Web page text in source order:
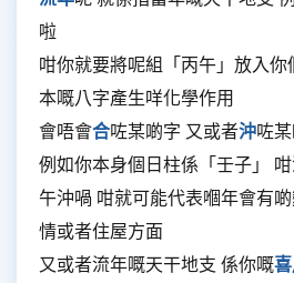
啦
咁你就要將呢組「丙午」放入
本嘅八字產生咩化學作用
會唔會合咗某啲字 又或者沖咗
例如你本身個日柱係「壬子」
午沖喎 咁就可能代表嗰年會有
情或者住屋方面
又或者流年嘅天干地支 係你嘅